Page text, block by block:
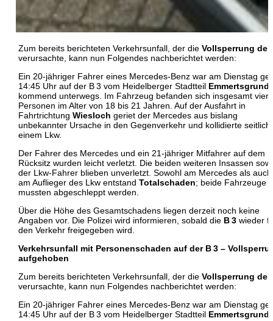
Zum bereits berichteten Verkehrsunfall, der die Vollsperrung der
verursachte, kann nun Folgendes nachberichtet werden:
Ein 20-jähriger Fahrer eines Mercedes-Benz war am Dienstag
14:45 Uhr auf der B 3 vom Heidelberger Stadtteil Emmertsgrund
kommend unterwegs. Im Fahrzeug befanden sich insgesamt vier
Personen im Alter von 18 bis 21 Jahren. Auf der Ausfahrt in
Fahrtrichtung Wiesloch geriet der Mercedes aus bislang
unbekannter Ursache in den Gegenverkehr und kollidierte seitlich
einem Lkw.
Der Fahrer des Mercedes und ein 21-jähriger Mitfahrer auf dem
Rücksitz wurden leicht verletzt. Die beiden weiteren Insassen
der Lkw-Fahrer blieben unverletzt. Sowohl am Mercedes als auch
am Auflieger des Lkw entstand Totalschaden; beide Fahrzeuge
mussten abgeschleppt werden.
Über die Höhe des Gesamtschadens liegen derzeit noch keine
Angaben vor. Die Polizei wird informieren, sobald die B 3 wieder
den Verkehr freigegeben wird.
Verkehrsunfall mit Personenschaden auf der B 3 –
aufgehoben
Zum bereits berichteten Verkehrsunfall, der die Vollsperrung der
verursachte, kann nun Folgendes nachberichtet werden:
Ein 20-jähriger Fahrer eines Mercedes-Benz war am Dienstag
14:45 Uhr auf der B 3 vom Heidelberger Stadtteil Emmertsgrund